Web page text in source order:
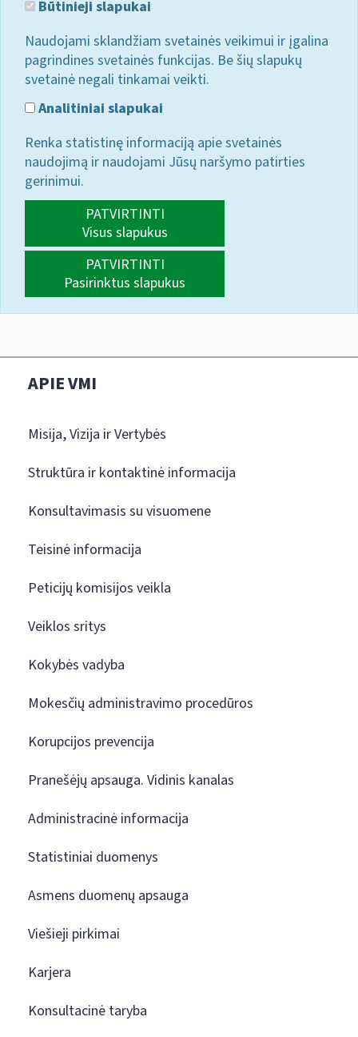
Būtinieji slapukai
Naudojami sklandžiam svetainės veikimui ir įgalina
pagrindines svetainės funkcijas. Be šių slapukų
svetainė negali tinkamai veikti.
Analitiniai slapukai
Renka statistinę informaciją apie svetainės
naudojimą ir naudojami Jūsų naršymo patirties
gerinimui.
PATVIRTINTI
Visus slapukus
PATVIRTINTI
Pasirinktus slapukus
APIE VMI
Misija, Vizija ir Vertybės
Struktūra ir kontaktinė informacija
Konsultavimasis su visuomene
Teisinė informacija
Peticijų komisijos veikla
Veiklos sritys
Kokybės vadyba
Mokesčių administravimo procedūros
Korupcijos prevencija
Pranešėjų apsauga. Vidinis kanalas
Administracinė informacija
Statistiniai duomenys
Asmens duomenų apsauga
Viešieji pirkimai
Karjera
Konsultacinė taryba